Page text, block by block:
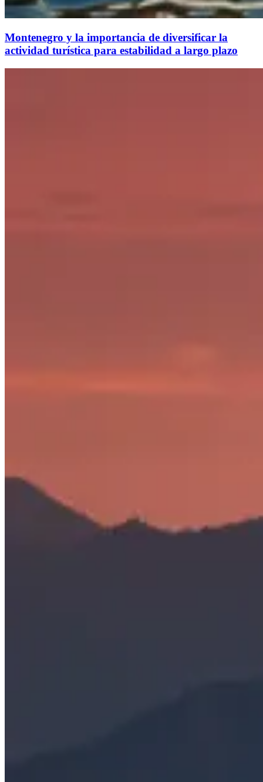
Montenegro y la importancia de diversificar la
actividad turística para estabilidad a largo plazo